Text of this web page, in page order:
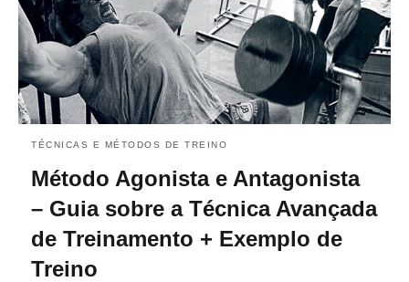
TÉCNICAS E MÉTODOS DE TREINO
Método Agonista e Antagonista
– Guia sobre a Técnica Avançada
de Treinamento + Exemplo de
Treino